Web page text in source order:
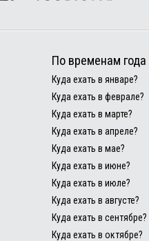
По временам года
Куда ехать в январе?
Куда ехать в феврале?
Куда ехать в марте?
Куда ехать в апреле?
Куда ехать в мае?
Куда ехать в июне?
Куда ехать в июле?
Куда ехать в августе?
Куда ехать в сентябре?
Куда ехать в октябре?